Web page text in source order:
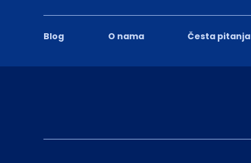
Blog O nama Česta pitanja